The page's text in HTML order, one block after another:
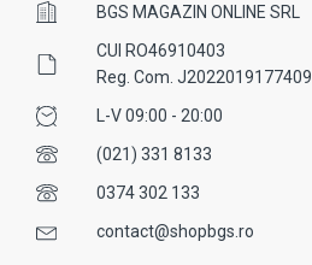
BGS MAGAZIN ONLINE SRL
CUI RO46910403
Reg. Com. J2022019177409
L-V 09:00 - 20:00
(021) 331 8133
0374 302 133
contact@shopbgs.ro